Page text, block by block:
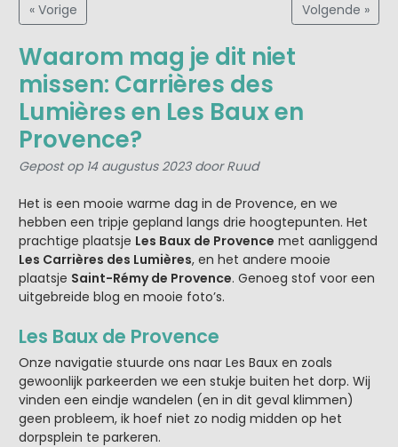
« Vorige Volgende »
Waarom mag je dit niet
missen: Carrières des
Lumières en Les Baux en
Provence?
Gepost op 14 augustus 2023 door Ruud
Het is een mooie warme dag in de Provence, en we
hebben een tripje gepland langs drie hoogtepunten. Het
prachtige plaatsje Les Baux de Provence met aanliggend
Les Carrières des Lumières, en het andere mooie
plaatsje Saint-Rémy de Provence. Genoeg stof voor een
uitgebreide blog en mooie foto’s.
Les Baux de Provence
Onze navigatie stuurde ons naar Les Baux en zoals
gewoonlijk parkeerden we een stukje buiten het dorp. Wij
vinden een eindje wandelen (en in dit geval klimmen)
geen probleem, ik hoef niet zo nodig midden op het
dorpsplein te parkeren.